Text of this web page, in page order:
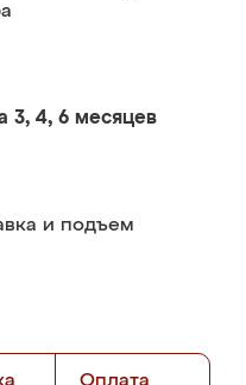
3, 4, 6 месяцев
и подъем